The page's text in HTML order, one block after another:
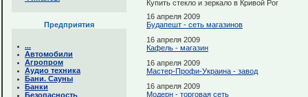
Предприятия
...
Автомобили
Агропром
Аудио техника
Бани. Сауны
Банки
Безопасность
Купить стекло и зеркало в Кривой Рог
16 апреля 2009
Будапешт - сеть магазинов
16 апреля 2009
Кафель - магазин
16 апреля 2009
Мастер-Профи-Украина - завод
16 апреля 2009
Модерн - торговая сеть